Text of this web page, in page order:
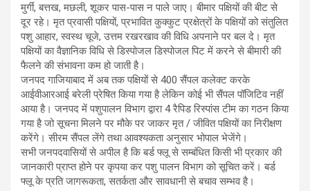
मुर्गी, बत्तख, मछली, शूकर पास-पास न पाले जाए। बीमार पक्षियों की बीट से
दूर रहे। मृत प्रवासी पक्षियों, प्रभावित कुक्कुट प्रक्षेत्रों के पक्षियों को संतुलित
पशु आहार, स्वस्थ चूजे, उत्तम रखरखाव की विधि अपनाने पर बल दे। मृत
पक्षियों का वैज्ञानिक विधि से डिस्पोजल डिस्पोजल पिट में करने से बीमारी की
फैलने की संभावना कम हो जाती है।
जनपद गाजियाबाद में अब तक पक्षियों से 400 सैंपल कलेक्ट करके
आईवीआरआई बरेली प्रेषित किया गया है लेकिन कोई भी सैंपल पॉजिटिव नहीं
आया है। जनपद में पशुपालन विभाग द्वारा 4 रैपिड रिस्पांस टीम का गठन किया
गया है जो सूचना मिलने पर मौके पर जाकर मृत / जीवित पक्षियों का निरीक्षण
करेंगे। सीरम सैंपल लेंगे तथा आवश्यकता अनुसार भोपाल भेजेंगे।
सभी जनपदवासियों से अपील है कि बर्ड फ्लू से सम्बंधित किसी भी प्रकार की
जानकारी प्राप्त होने पर कृपया कर पशु पालन विभाग को सूचित करें। बर्ड
फ्लू के प्रति जागरूकता, सतर्कता और सावधानी से बचाव सम्भव है।